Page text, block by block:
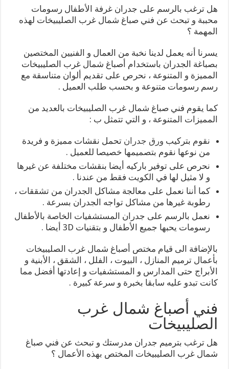
هل ترغب بالرسم على جدران غرفة الأطفال رسومات
محببة و تبحث عن فني صباغ شمال غرب الصليبيخات لهذه
المهمة ؟
يسرنا أنه يعمل لدينا نخبة من العمال و الفنيين المختصين
بصباغة الجدران باستخدام أصباغ شمال غرب الصليبيخات
المميزة و المتنوعة ، نحرص على تقديم ألوان متناسقة مع
رسم رسومات متنوعة و بحسب طلب العميل .
كما يقوم فني صباغ شمال غرب الصليبيخات بالعديد من
المميزات المتنوعة ، و التي تتمثل ب :
نقوم بتركيب ورق جدران تحمل نقشات مميزة و فريدة
من نوعها نقوم بتصميمها خصيصا للعميل .
نحرص على توفير باركيه أيضا بنقشات مختلفة عن غيرها
و لا مثيل لها في الكويت فقط من عندنا .
كما أننا نعمل على معالجة مشاكل الجدران من تشققات ،
رطوبة غيرها من مشاكل تواجه الجدران بسرعة .
نعمل بالرسم على جدران المستشفيات الخاصة بالأطفال
رسومات يحبها جميع الأطفال و بتقنيات 3D أيضا .
بالإضافة الى قيام مختص أصباغ شمال غرب الصليبيخات
بأعمال ترميم المنازل ، البيوت ، الفلل ، الشقق ، الأبنية و
الأبراج حتى المدارس و المستشفيات و إعادتها أفضل مما
كانت تبدو عليه سابقا بخبرة و سرعة كبيرة .
فني أصباغ شمال غرب
الصليبيخات
هل ترغب بترميم جدران مدرستك و تبحث عن فني صباغ
شمال غرب الصليبيخات المختص بهذه الأعمال ؟